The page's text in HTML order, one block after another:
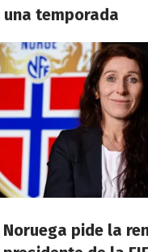
temporada
Noruega pide la